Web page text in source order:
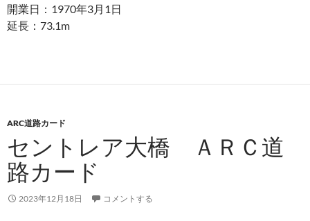
開業日：1970年3月1日
延長：73.1m
ARC道路カード
セントレア大橋 ＡＲＣ道
路カード
2023年12月18日 コメントする